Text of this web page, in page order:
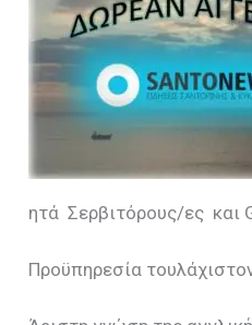
ητά Σερβιτόρους/ες και
Προϋπηρεσία